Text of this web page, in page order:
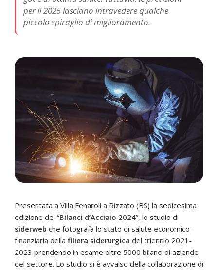
per il 2025 lasciano intravedere qualche
piccolo spiraglio di miglioramento.
Presentata a Villa Fenaroli a Rizzato (BS) la sedicesima
edizione dei “Bilanci d’Acciaio 2024”, lo studio di
siderweb che fotografa lo stato di salute economico-
finanziaria della filiera siderurgica del triennio 2021-
2023 prendendo in esame oltre 5000 bilanci di aziende
del settore. Lo studio si è avvalso della collaborazione di